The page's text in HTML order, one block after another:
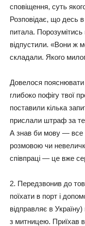
сповіщення, суть
Розповідає, що десь
питала. Порозумітись
відпустили. «Вони ж
складали. Якого
Довелося
глибоко пофігу твої
поставили кілька
прислали штраф за
А знав би мову — все
розмовою чи
співпраці — це вже
2. Передзвонив до
поїхати в порт і
відправляє в
з митницею. Приїхав